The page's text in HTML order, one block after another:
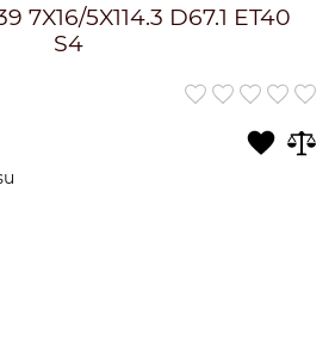
7X16/5X114.3 D67.1 ET40
S4